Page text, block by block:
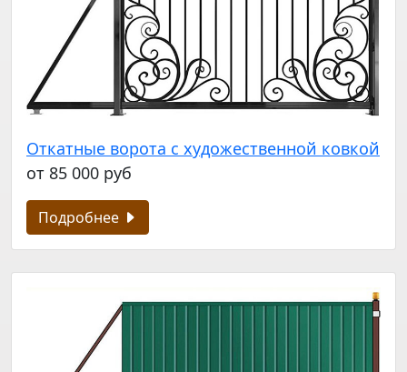
Откатные ворота с художественной ковкой
от 85 000 руб
Подробнее